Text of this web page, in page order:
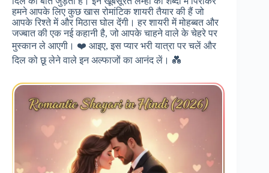
हमने आपके लिए कुछ खास रोमांटिक शायरी तैयार की हैं जो
आपके रिश्ते में और मिठास घोल देंगी। हर शायरी में मोहब्बत और
जज्बात की एक नई कहानी है, जो आपके चाहने वाले के चेहरे पर
मुस्कान ले आएगी। ❤️ आइए, इस प्यार भरी यात्रा पर चलें और
दिल को छू लेने वाले इन अल्फाजों का आनंद लें। 💑